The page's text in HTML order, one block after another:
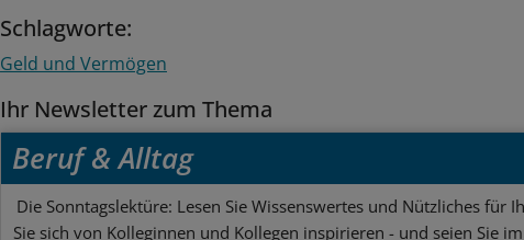
Schlagworte:
Geld und Vermögen
Ihr Newsletter zum Thema
Beruf & Alltag
Die Sonntagslektüre: Lesen Sie Wissenswertes und Nützliches für
Sie sich von Kolleginnen und Kollegen inspirieren - und seien Sie